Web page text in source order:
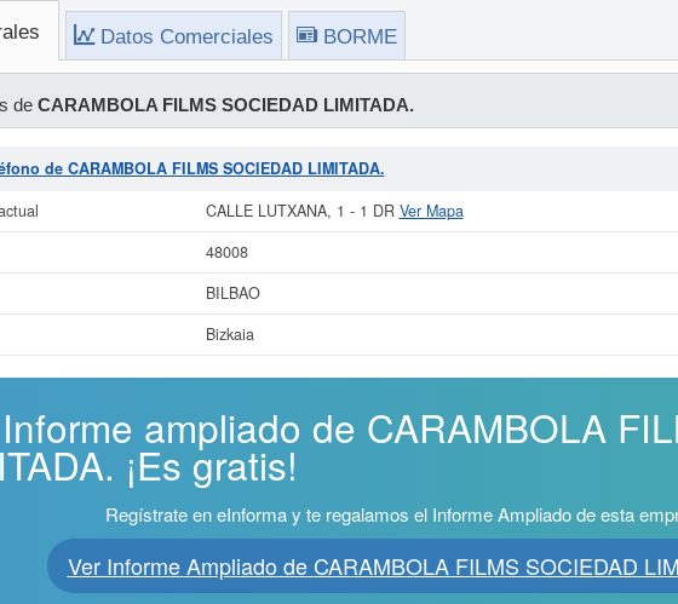
Datos Comerciales BORME
de CARAMBOLA FILMS SOCIEDAD LIMITADA.
de CARAMBOLA FILMS SOCIEDAD LIMITADA.
CALLE LUTXANA, 1 - 1 DR Ver Mapa
48008
BILBAO
Bizkaia
ampliado de CARAMBOLA
¡Es gratis!
Regístrate en eInforma y te regalamos el Informe Ampliado de esta
Ver Informe Ampliado de CARAMBOLA FILMS SOCIEDAD